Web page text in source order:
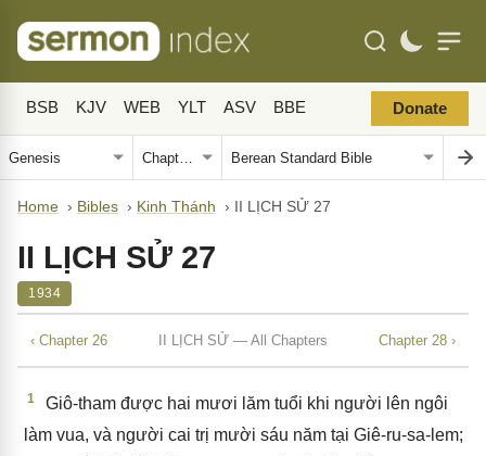
BSB KJV WEB YLT ASV BBE Donate
Home › Bibles › Kinh Thánh › II LỊCH SỬ 27
II LỊCH SỬ 27
1934
‹ Chapter 26 II LỊCH SỬ — All Chapters Chapter 28 ›
1
Giô-tham được hai mươi lăm tuổi khi người lên ngôi
làm vua, và người cai trị mười sáu năm tại Giê-ru-sa-lem;